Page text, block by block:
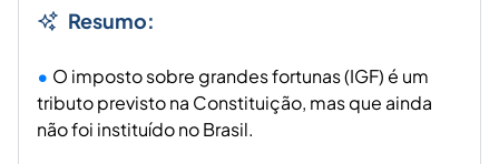
Resumo:
O imposto sobre grandes fortunas (IGF) é um
tributo previsto na Constituição, mas que ainda
não foi instituído no Brasil.